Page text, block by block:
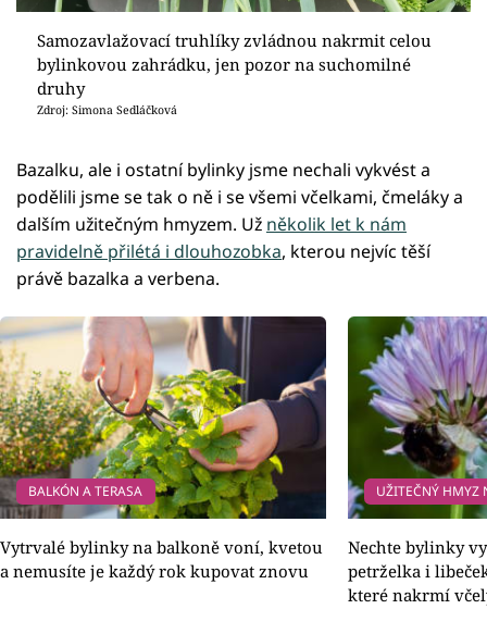
Samozavlažovací truhlíky zvládnou nakrmit celou
bylinkovou zahrádku, jen pozor na suchomilné
druhy
Zdroj: Simona Sedláčková
Bazalku, ale i ostatní bylinky jsme nechali vykvést a
podělili jsme se tak o ně i se všemi včelkami, čmeláky a
dalším užitečným hmyzem. Už několik let k nám
pravidelně přilétá i dlouhozobka, kterou nejvíc těší
právě bazalka a verbena.
BALKÓN A TERASA
Vytrvalé bylinky na balkoně voní, kvetou
a nemusíte je každý rok kupovat znovu
UŽITEČNÝ HMYZ
Nechte bylinky
petrželka i
které nakrmí